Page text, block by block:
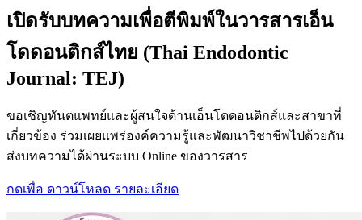
เปิดรับบทความเพื่อตีพิมพ์ในวารสารเอ็น
โดดอนติกส์ไทย (Thai Endodontic
Journal: TEJ)
ขอเชิญทันตแพทย์และผู้สนใจด้านเอ็นโดดอนติกส์และสาขาที่
เกี่ยวข้อง ร่วมเผยแพร่องค์ความรู้และพัฒนาวิชาชีพไปด้วยกัน
ส่งบทความได้ผ่านระบบ Online ของวารสาร
กดเพื่อ ดาวน์โหลด รายละเอียด